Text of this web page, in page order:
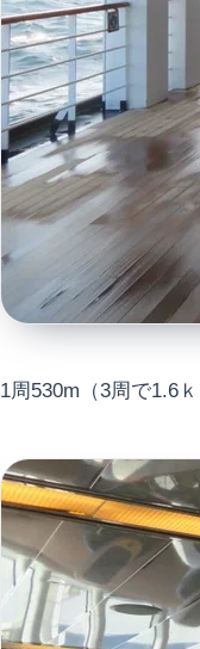
1周530m（3周で1.6